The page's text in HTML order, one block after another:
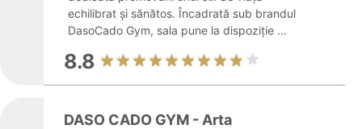
echilibrat și sănătos. Încadrată sub brandul
DasoCado Gym, sala pune la dispoziție ...
8.8
DASO CADO GYM - Arta